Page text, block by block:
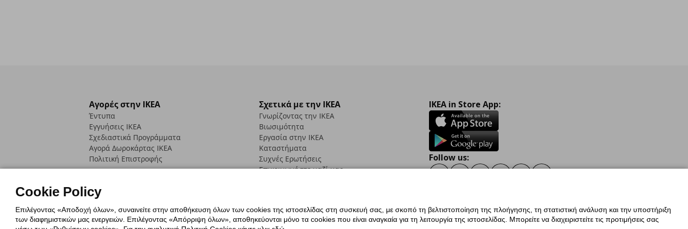
Αγορές στην IKEA
Έντυπα
Εγγυήσεις IKEA
Σχεδιαστικά Προγράμματα
Αγορά Δωρoκάρτας IKEA
Πολιτική Επιστροφής
Σχετικά με την IKEA
Γνωρίζοντας την IKEA
Βιωσιμότητα
Εργασία στην IKEA
Καταστήματα
Συχνές Ερωτήσεις
Επικοινωνήστε μαζί μας
IKEA in Store App:
Follow us:
Πολιτική Cookies Δήλωση ψηφιακής προσβασιμότητας Γενική Πολιτική Προσωπικών Δεδομένων
Cookie Policy
Επιλέγοντας «Αποδοχή όλων», συναινείτε στην αποθήκευση όλων των cookies της ιστοσελίδας στη συσκευή σας, με σκοπό τη βελτιστοποίηση της πλοήγησης, τη στατιστική ανάλυση και την υποστήριξη
των διαφημιστικών μας ενεργειών. Επιλέγοντας «Απόρριψη όλων», αποθηκεύονται μόνο τα cookies που είναι αναγκαία για τη λειτουργία της ιστοσελίδας. Μπορείτε να διαχειριστείτε τις προτιμήσεις σας